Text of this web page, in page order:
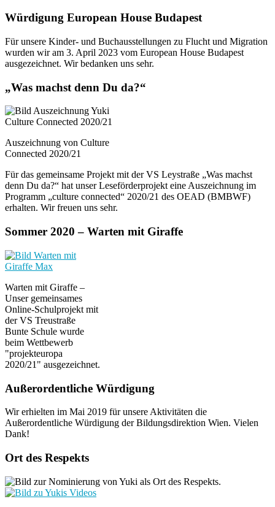
Würdigung European House Budapest
Für unsere Kinder- und Buchausstellungen zu Flucht und Migration
wurden wir am 3. April 2023 vom European House Budapest
ausgezeichnet. Wir bedanken uns sehr.
„Was machst denn Du da?“
Auszeichnung von Culture
Connected 2020/21
Für das gemeinsame Projekt mit der VS Leystraße „Was machst
denn Du da?“ hat unser Leseförderprojekt eine Auszeichnung im
Programm „culture connected“ 2020/21 des OEAD (BMBWF)
erhalten. Wir freuen uns sehr.
Sommer 2020 – Warten mit Giraffe
Warten mit Giraffe –
Unser gemeinsames
Online-Schulprojekt mit
der VS Treustraße
Bunte Schule wurde
beim Wettbewerb
"projekteuropa
2020/21" ausgezeichnet.
Außerordentliche Würdigung
Wir erhielten im Mai 2019 für unsere Aktivitäten die
Außerordentliche Würdigung der Bildungsdirektion Wien. Vielen
Dank!
Ort des Respekts